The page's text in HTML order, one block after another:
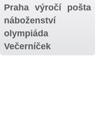
Praha
výročí
pošta
náboženství
olympiáda
Večerníček